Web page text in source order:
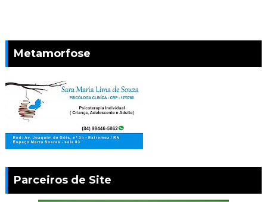
Metamorfose
Parceiros de Site